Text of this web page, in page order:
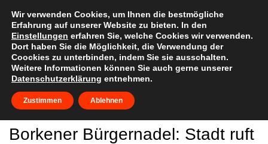
content
Borkener Bürgernadel: Stadt ruft
Wir verwenden Cookies, um Ihnen die bestmögliche
Erfahrung auf unserer Website zu bieten. In den
Einstellungen erfahren Sie, welche Cookies wir verwenden.
Dort haben Sie die Möglichkeit, die Verwendung der
Coockies zu unterbinden, indem Sie sie ausschalten.
Weitere Informationen können Sie auch gerne unserer
Datenschutzerklärung entnehmen.
Zustimmen Ablehnen